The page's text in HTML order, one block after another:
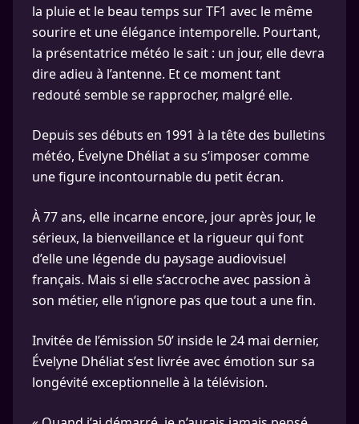
la pluie et le beau temps sur TF1 avec le même
sourire et une élégance intemporelle. Pourtant,
la présentatrice météo le sait : un jour, elle devra
dire adieu à l’antenne. Et ce moment tant
redouté semble se rapprocher, malgré elle.
Depuis ses débuts en 1991 à la tête des bulletins
météo, Évelyne Dhéliat a su s’imposer comme
une figure incontournable du petit écran.
À 77 ans, elle incarne encore, jour après jour, le
sérieux, la bienveillance et la rigueur qui font
d’elle une légende du paysage audiovisuel
français. Mais si elle s’accroche avec passion à
son métier, elle n’ignore pas que tout a une fin.
Invitée de l’émission 50’ inside le 24 mai dernier,
Évelyne Dhéliat s’est livrée avec émotion sur sa
longévité exceptionnelle à la télévision.